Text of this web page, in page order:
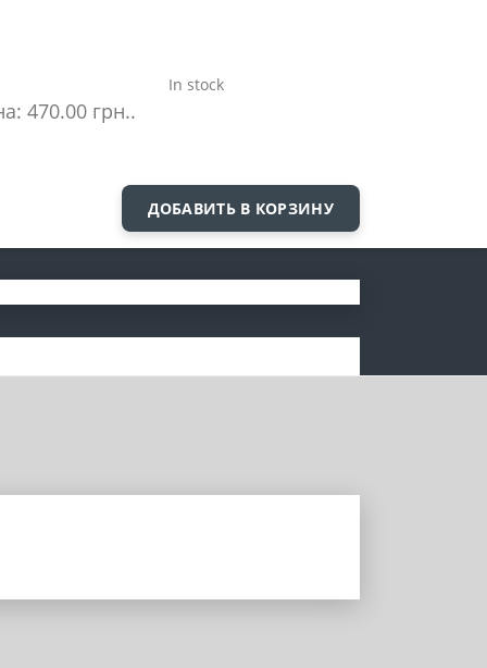
470.00 грн..
In stock
ДОБАВИТЬ В КОРЗИНУ